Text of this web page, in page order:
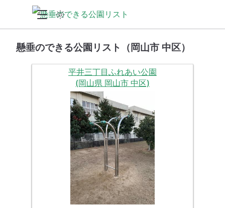
懸垂のできる公園リスト（岡山市 中区）
平井三丁目ふれあい公園
(岡山県 岡山市 中区)